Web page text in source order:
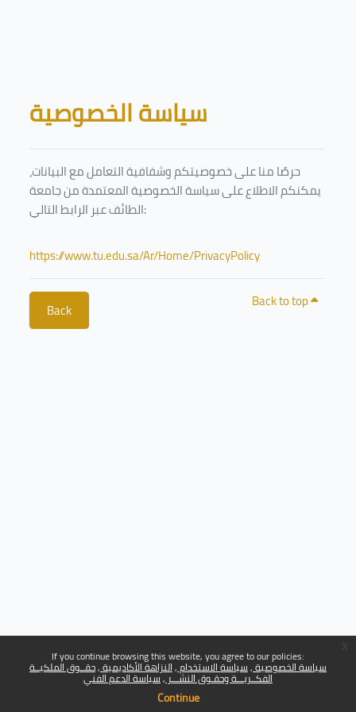
If you continue browsing this website, you agree to our policies:
سياسة الخصوصية سياسة الاستخدام النزاهة الأكاديمية حقــوق الملكيــة
الفكــريـــة وحقـوق النشـــر سياسة الدعم الفني
Continue
Blocks
سياسة الخصوصية
حرصًا منا على خصوصيتكم وشفافية التعامل مع البيانات،
يمكنكم الاطلاع على سياسة الخصوصية المعتمدة من جامعة
الطائف عبر الرابط التالي:
https://www.tu.edu.sa/Ar/Home/PrivacyPolicy
Back Back to top